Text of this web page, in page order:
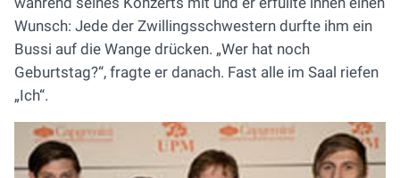
Wunsch: Jede der Zwillingsschwestern durfte ihm ein
Bussi auf die Wange drücken. „Wer hat noch
Geburtstag?“, fragte er danach. Fast alle im Saal riefen
„Ich“.